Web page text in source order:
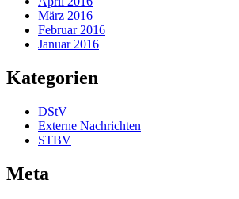
März 2016
Februar 2016
Januar 2016
Kategorien
DStV
Externe Nachrichten
STBV
Meta